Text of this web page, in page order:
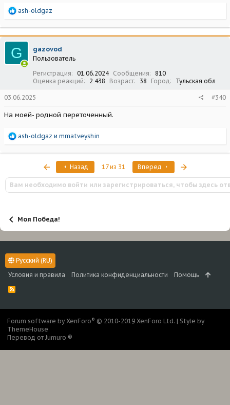
Р
а
к
ц
и
и
ash-oldgaz
G gazovod
Пользователь
Регистрация
01.06.2024 Сообщения
810
Оценка реакций
2 438 Возраст 38 Город Тульская обл
03.06.2025 #340
На моей- родной переточенный.
Р
а
и
и
:
ash-oldgaz и mmatveyshin
ПервыйНазад 17 из 31 Вперед
Вам необходимо войти или зарегистрироваться, чтобы здесь
Моя Победа!
Русский (RU)
Условия и правила
Политика конфиденциальности Помощь
R
Forum software by XenForo® © 2010-2019 XenForo Ltd. | Style by
ThemeHouse
Перевод от Jumuro ®